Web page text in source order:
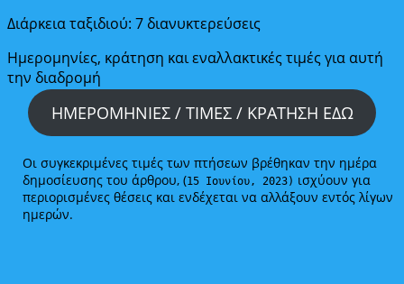
Διάρκεια ταξιδιού: 7 διανυκτερεύσεις
Ημερομηνίες, κράτηση και εναλλακτικές τιμές για αυτή
την διαδρομή
ΗΜΕΡΟΜΗΝΙΕΣ / ΤΙΜΕΣ / ΚΡΑΤΗΣΗ ΕΔΩ
Οι συγκεκριμένες τιμές των πτήσεων βρέθηκαν την ημέρα
δημοσίευσης του άρθρου, (15 Ιουνίου, 2023) ισχύουν για
περιορισμένες θέσεις και ενδέχεται να αλλάξουν εντός λίγων
ημερών.